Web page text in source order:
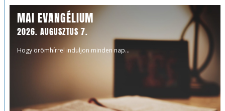
MAI EVANGÉLIUM
2026. AUGUSZTUS 7.
Hogy örömhírrel induljon minden nap...